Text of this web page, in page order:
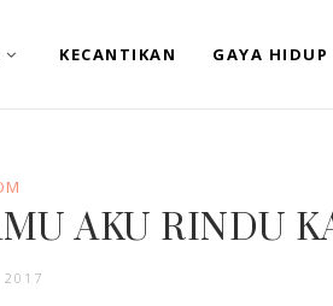
KECANTIKAN GAYA HIDUP
AKU RINDU
2017